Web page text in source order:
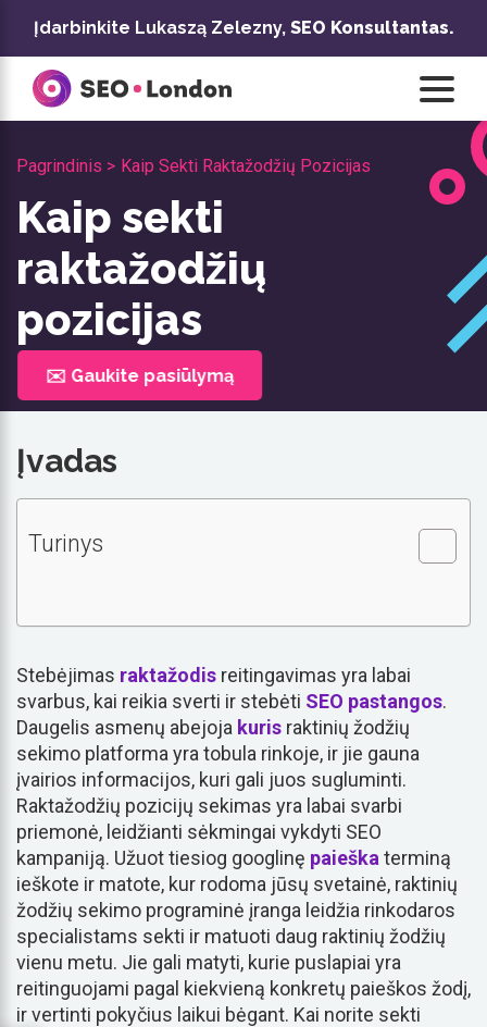
turinio
Įdarbinkite Lukaszą Zelezny, SEO Konsultantas.
Pagrindinis > Kaip Sekti Raktažodžių Pozicijas
Kaip sekti
raktažodžių
pozicijas
✉️ Gaukite pasiūlymą
Įvadas
Turinys
Stebėjimas raktažodis reitingavimas yra labai
svarbus, kai reikia sverti ir stebėti SEO pastangos.
Daugelis asmenų abejoja kuris raktinių žodžių
sekimo platforma yra tobula rinkoje, ir jie gauna
įvairios informacijos, kuri gali juos sugluminti.
Raktažodžių pozicijų sekimas yra labai svarbi
priemonė, leidžianti sėkmingai vykdyti SEO
kampaniją. Užuot tiesiog googlinę paieška terminą
ieškote ir matote, kur rodoma jūsų svetainė, raktinių
žodžių sekimo programinė įranga leidžia rinkodaros
specialistams sekti ir matuoti daug raktinių žodžių
vienu metu. Jie gali matyti, kurie puslapiai yra
reitinguojami pagal kiekvieną konkretų paieškos žodį,
ir vertinti pokyčius laikui bėgant. Kai norite sekti